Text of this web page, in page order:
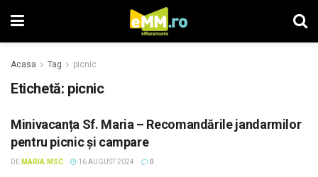
Acasa Tag picnic
Etichetă: picnic
Minivacanța Sf. Maria – Recomandările jandarmilor
pentru picnic și campare
DE MARIA.MSC 16 AUGUST 2024 0